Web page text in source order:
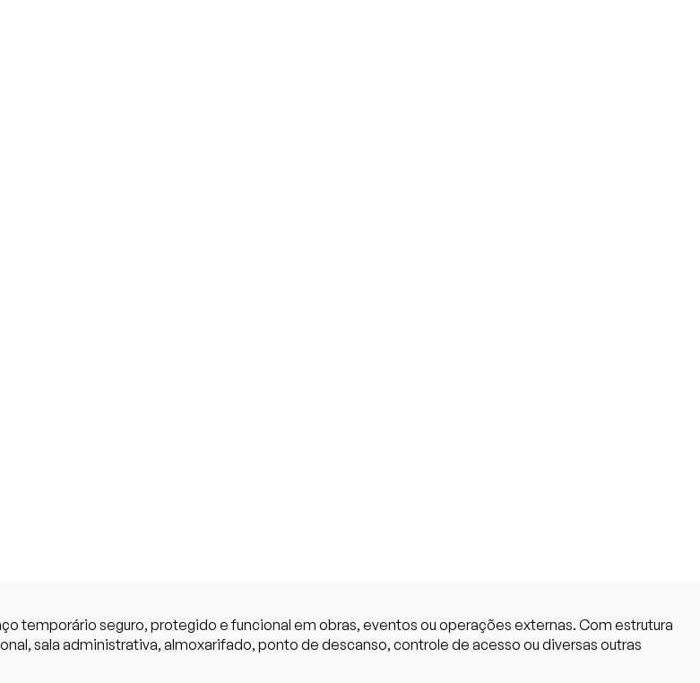
temporário seguro, protegido e funcional em obras, eventos ou operações externas. Com estrutura
sala administrativa, almoxarifado, ponto de descanso, controle de acesso ou diversas outras